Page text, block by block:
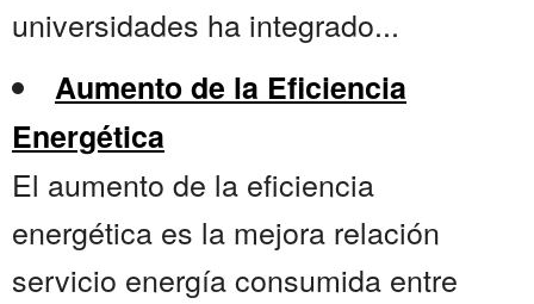
universidades ha integrado...
Aumento de la Eficiencia
Energética
El aumento de la eficiencia
energética es la mejora relación
servicio energía consumida entre